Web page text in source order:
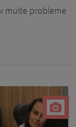
multe probleme